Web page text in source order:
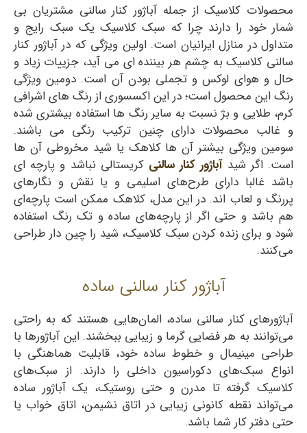
محصولات کلاسیک از جمله آباژور کنار سالنی مشتریان بی
شمار خود را دارند چرا که سبک کلاسیک یک سبک رایج و
متداول در منازل ایرانیان است. اولین ویژگی که در آباژور کنار
سالنی کلاسیک به چشم هر بیننده ای می آید، جزییات زیاد و
حال و هوای لوکس و تجملی بودن آن است. دومین ویژگی
رنگ این محصول است؛ در این اکسسوری از رنگ های اشرافی
کرم، طلایی و بژ نسبت به سایر رنگ ها استفاده بیشتری شده
و غالب محصولات دارای چنین ترکیب رنگی می باشند.
سومین ویژگی بیشتر آن ها کلاهک یا شید مخروطی آن ها
است. اگر شید آباژور کنار سالنی کریستالی نباشد و پارچه ای
باشد غالبا دارای طرح‌های اسلیمی‌ و یا نقش و نگارهای
پررنگ و لعاب اند. در این مدل، کلاهک ممکن است پارچه‌ای
هم باشد و حتی اگر از پارچه‌های ساده و تک رنگ استفاده
شود و برای زنده کردن سبک کلاسیک، شید را چین دار طراحی
می‌کنند.
آباژور کنار سالنی ساده
آباژورهای کنار سالنی ساده، المان‌هایی هستند که به راحتی
می‌توانند به هر فضایی گرما و زیبایی ببخشند. این آباژورها با
طراحی مینیمال و خطوط ساده خود، قابلیت هماهنگی با
انواع سبک‌های دکوراسیون داخلی را دارند. از سبک‌های
کلاسیک گرفته تا مدرن و حتی روستیک، یک آباژور ساده
می‌تواند نقطه کانونی زیبایی در اتاق نشیمن، اتاق خواب یا
حتی دفتر کار شما باشد.